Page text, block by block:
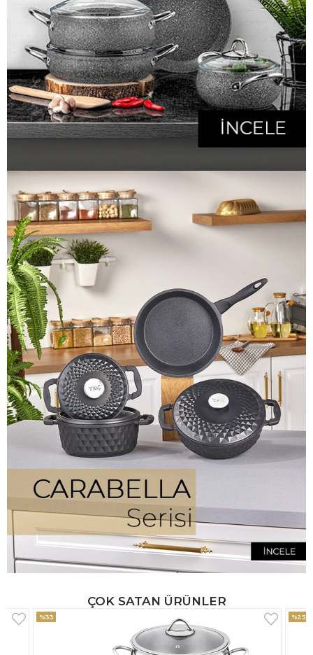
ÇOK SATAN ÜRÜNLER
%25 %33